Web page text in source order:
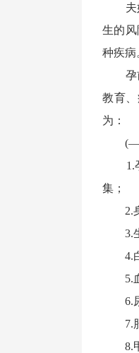
夫妇
生的
种疾病
孕前
教育
为：
(—)
1.孕
集；
2.身
3.生
4.白
5.血
6.尿
7.肝
8.甲